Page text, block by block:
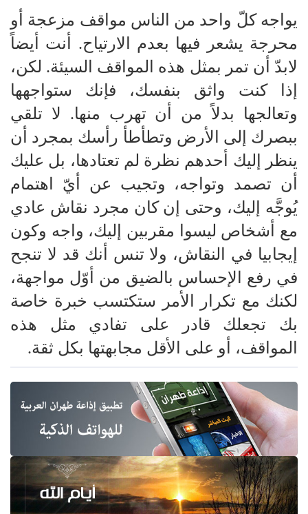
يواجه كلّ واحد من الناس مواقف مزعجة أو
محرجة يشعر فيها بعدم الارتياح. أنت أيضاً
لابدّ أن تمر بمثل هذه المواقف السيئة. لكن،
إذا كنت واثق بنفسك، فإنك ستواجهها
وتعالجها بدلاً من أن تهرب منها. لا تلقي
ببصرك إلى الأرض وتطأطأ رأسك بمجرد أن
ينظر إليك أحدهم نظرة لم تعتادها، بل عليك
أن تصمد وتواجه، وتجيب عن أيّ اهتمام
يُوجَّه إليك، وحتى إن كان مجرد نقاش عادي
مع أشخاص ليسوا مقربين إليك، واجه وكون
إيجابيا في النقاش، ولا تنس أنك قد لا تنجح
في رفع الإحساس بالضيق من أوّل مواجهة،
لكنك مع تكرار الأمر ستكتسب خبرة خاصة
بك تجعلك قادر على تفادي مثل هذه
المواقف، أو على الأقل مجابهتها بكل ثقة.